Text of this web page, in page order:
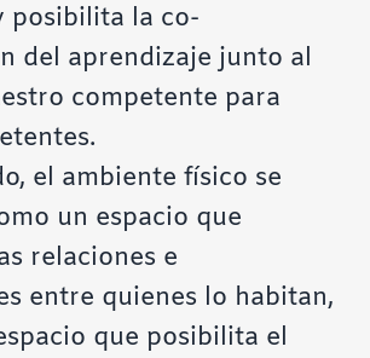
posibilita la co-
del aprendizaje junto al
competente para
el ambiente físico se
un espacio que
relaciones e
entre quienes lo habitan,
que posibilita el